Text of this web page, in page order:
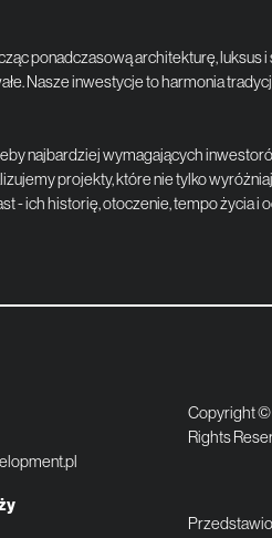
ponadczasową architekturę, luksus
Nasze inwestycje to harmonia
najbardziej wymagających
projekty, które nie tylko
- ich historię, otoczenie, tempo życia i
Copyright ©
Rights